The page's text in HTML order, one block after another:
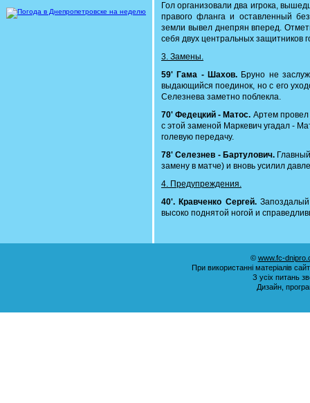
Гол организовали два игрока,
правого фланга и оставленный
земли вывел днепрян вперед.
себя двух центральных защитников
3. Замены.
59' Гама - Шахов.Бруно не
выдающийся поединок, но с его
Селезнева заметно поблекла.
70' Федецкий - Матос. Артем провел
с этой заменой Маркевич угадал -
голевую передачу.
78' Селезнев - Бартулович.
замену в матче) и вновь усилил
4. Предупреждения.
40'. Кравченко Сергей.Запоздалый
высоко поднятой ногой и
© www.fc-
При використанні матеріалів
З усіх питань
Дизайн,